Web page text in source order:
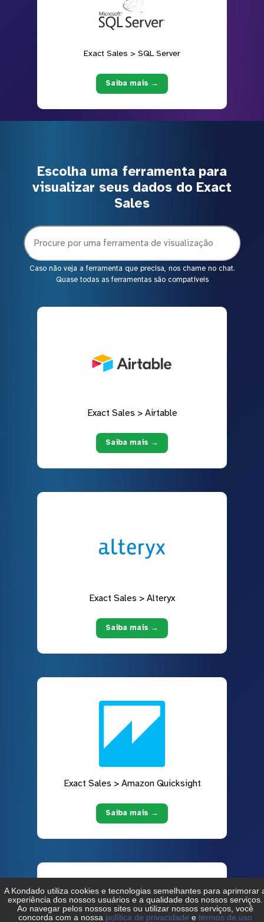
Exact Sales > SQL Server
Saiba mais →
Escolha uma ferramenta para
visualizar seus dados do Exact
Sales
Caso não veja a ferramenta que precisa, nos chame no chat.
Quase todas as ferramentas são compatíveis
Exact Sales > Airtable
Saiba mais →
Exact Sales > Alteryx
Saiba mais →
Exact Sales > Amazon Quicksight
Saiba mais →